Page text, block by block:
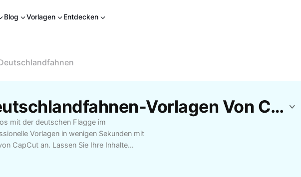
Blog Vorlagen Entdecken
Kostenlose Deutschlandfahnen-Vorlagen Von CapCut
mit der deutschen Flagge im
Vorlagen in wenigen Sekunden mit
CapCut an. Lassen Sie Ihre Inhalte